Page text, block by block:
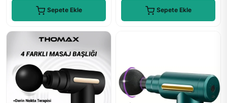
Sepete Ekle Sepete Ekle